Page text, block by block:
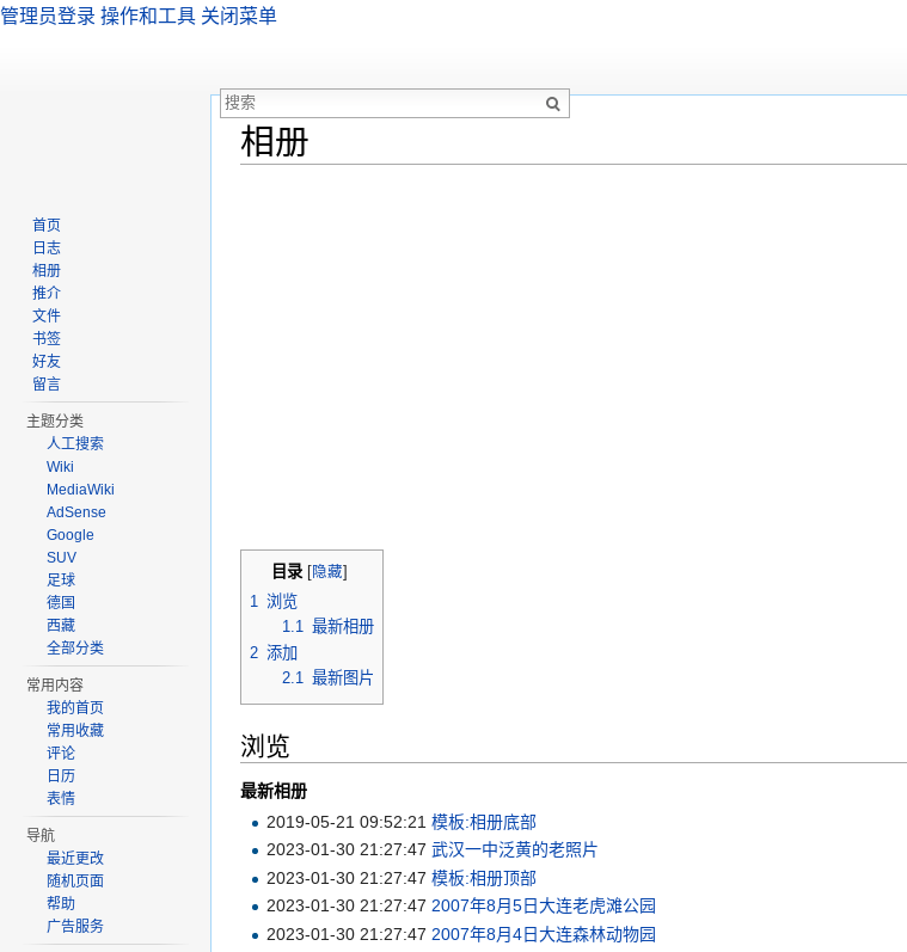
相册
目录 [隐藏]
1 浏览
1.1 最新相册
2 添加
2.1
最新图片
浏览
最新相册
2019-05-21 09:52:21模板:相册底部
2023-01-30 21:27:47武汉一中泛黄的老照片
2023-01-30 21:27:47模板:相册顶部
2023-01-30 21:27:472007年8月5日大连老虎滩公园
2023-01-30 21:27:47 2007年8月4日大连森林动物园
管理员登录 操作和工具 关闭菜单
首页
日志
相册
推介
文件
书签
好友
留言
主题分类
人工搜索
Wiki
MediaWiki
AdSense
Google
SUV
足球
德国
西藏
全部分类
常用内容
我的首页
常用收藏
评论
日历
表情
导航
最近更改
随机页面
帮助
广告服务